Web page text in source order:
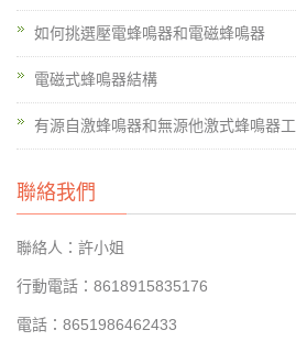
如何挑選壓電蜂鳴器和電磁蜂鳴器
電磁式蜂鳴器結構
有源自激蜂鳴器和無源他激式蜂鳴器工
聯絡我們
聯絡人：許小姐
行動電話：8618915835176
電話：8651986462433